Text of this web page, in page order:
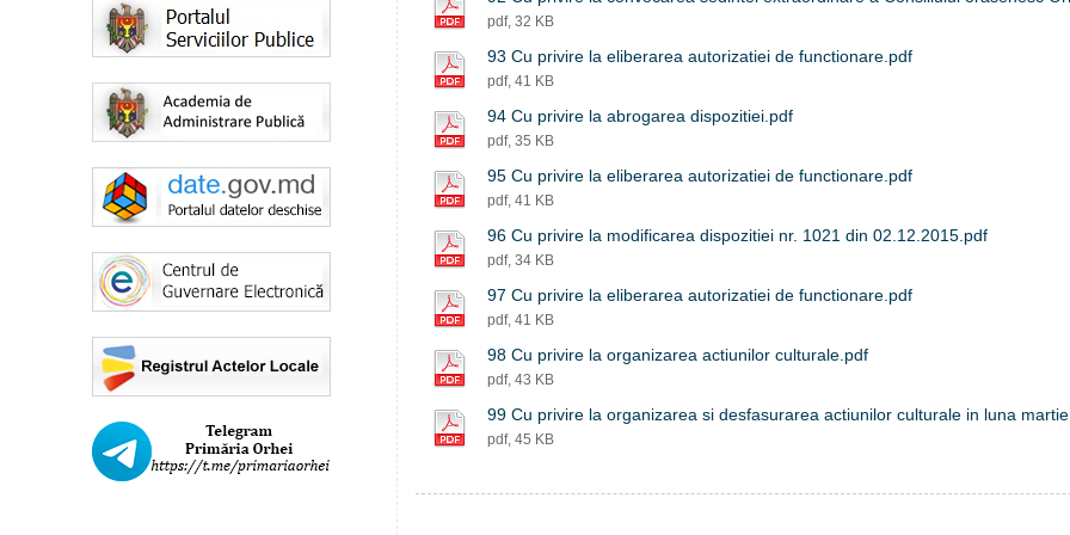
pdf, 32 KB
93 Cu privire la eliberarea autorizatiei de functionare.pdf
pdf, 41 KB
94 Cu privire la abrogarea dispozitiei.pdf
pdf, 35 KB
95 Cu privire la eliberarea autorizatiei de functionare.pdf
pdf, 41 KB
96 Cu privire la modificarea dispozitiei nr. 1021 din 02.12.2015.pdf
pdf, 34 KB
97 Cu privire la eliberarea autorizatiei de functionare.pdf
pdf, 41 KB
98 Cu privire la organizarea actiunilor culturale.pdf
pdf, 43 KB
99 Cu privire la organizarea si desfasurarea actiunilor culturale in luna
pdf, 45 KB